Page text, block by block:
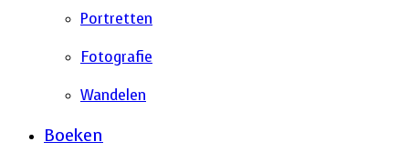
Portretten
Fotografie
Wandelen
Boeken